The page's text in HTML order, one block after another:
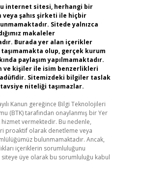
internet sitesi, herhangi bir
veya şahıs şirketi ile hiçbir
Sitede yalnızca
makaleler
Burada yer alan içerikler
olup, gerçek kurum
paylaşım yapılmamaktadır.
ve kişiler ile isim benzerlikleri
Sitemizdeki bilgiler taslak
niteliği taşımazlar.
Kanun gereğince Bilgi Teknolojileri
(BTK) tarafından onaylanmış bir Yer
hizmet vermektedir. Bu nedenle,
proaktif olarak denetleme veya
bulunmamaktadır. Ancak,
içeriklerin sorumluluğunu
siteye üye olarak bu sorumluluğu kabul